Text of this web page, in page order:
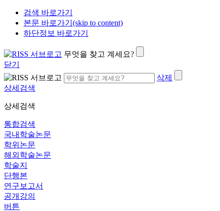
검색 바로가기
본문 바로가기(skip to content)
하단정보 바로가기
무엇을 찾고 계세요?
닫기
삭제
상세검색
상세검색
통합검색
국내학술논문
학위논문
해외학술논문
학술지
단행본
연구보고서
공개강의
버튼